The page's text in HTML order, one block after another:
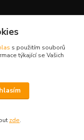
s použitím souborů
týkající se Vašich
zde.